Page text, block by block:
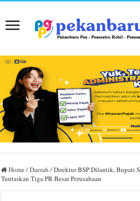
Home /Daerah /Direktur BSP Dilantik, Bupati
Tuntaskan Tiga PR Besar Perusahaan